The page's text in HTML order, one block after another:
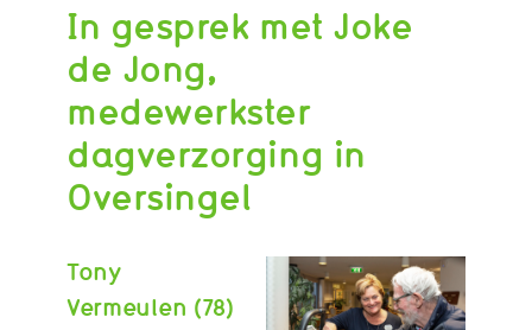
Interview Tjarda
Interview Samantha
Interview Angelique
Interview Francis
Interview Jessica
Interview Karin
Interview William
Interview Maaike
Interview Wim
In gesprek met Joke
de Jong,
medewerkster
dagverzorging in
Oversingel
Tony
Vermeulen (78)